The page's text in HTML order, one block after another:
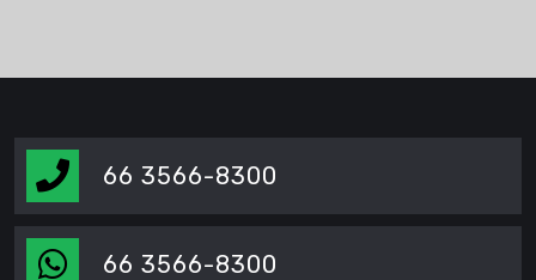
66 3566-8300
66 3566-8300